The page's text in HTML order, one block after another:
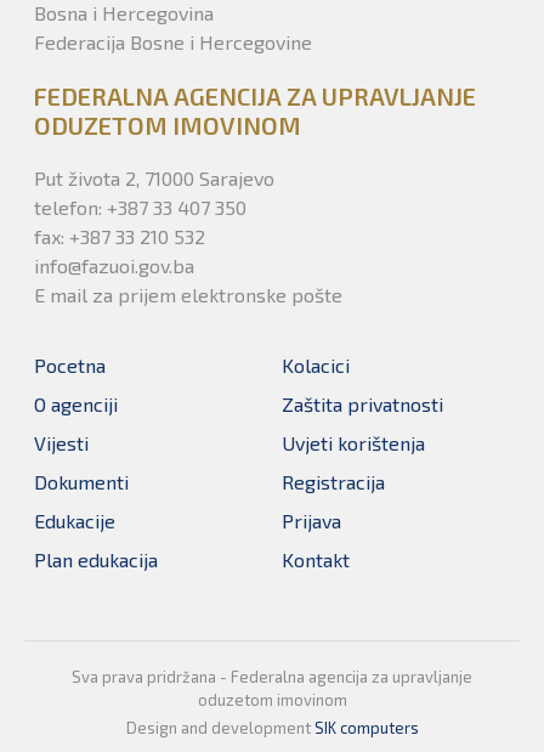
Bosna i Hercegovina
Federacija Bosne i Hercegovine
FEDERALNA AGENCIJA ZA UPRAVLJANJE
ODUZETOM IMOVINOM
Put života 2, 71000 Sarajevo
telefon: +387 33 407 350
fax: +387 33 210 532
info@fazuoi.gov.ba
E mail za prijem elektronske pošte
Pocetna
O agenciji
Vijesti
Dokumenti
Edukacije
Plan edukacija
Kolacici
Zaštita privatnosti
Uvjeti korištenja
Registracija
Prijava
Kontakt
Sva prava pridržana - Federalna agencija za upravljanje
oduzetom imovinom
Design and developmentSIK computers